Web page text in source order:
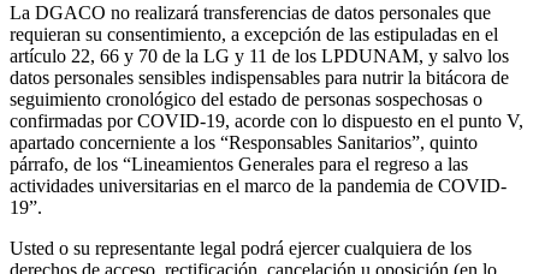
La DGACO no realizará transferencias de datos personales que
requieran su consentimiento, a excepción de las estipuladas en el
artículo 22, 66 y 70 de la LG y 11 de los LPDUNAM, y salvo los
datos personales sensibles indispensables para nutrir la bitácora de
seguimiento cronológico del estado de personas sospechosas o
confirmadas por COVID-19, acorde con lo dispuesto en el punto V,
apartado concerniente a los “Responsables Sanitarios”, quinto
párrafo, de los “Lineamientos Generales para el regreso a las
actividades universitarias en el marco de la pandemia de COVID-
19”.
Usted o su representante legal podrá ejercer cualquiera de los